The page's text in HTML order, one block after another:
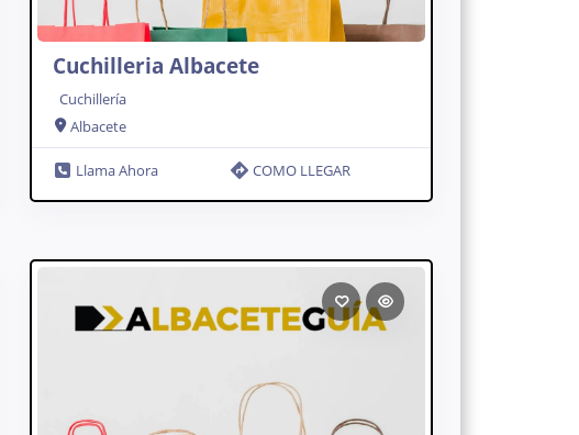
Cuchilleria Albacete
Cuchillería
Albacete
Llama Ahora COMO LLEGAR